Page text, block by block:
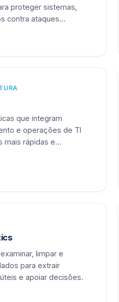
proteger sistemas,
contra ataques
que integram
e operações de TI
mais rápidas e
limpar e
para extrair
e apoiar decisões.